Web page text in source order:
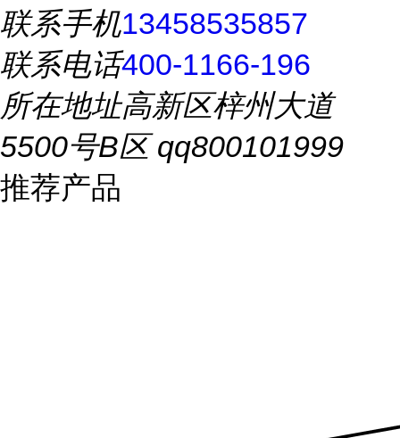
联系手机13458535857
联系电话400-1166-196
所在地址高新区梓州大道
5500号B区 qq800101999
推荐产品